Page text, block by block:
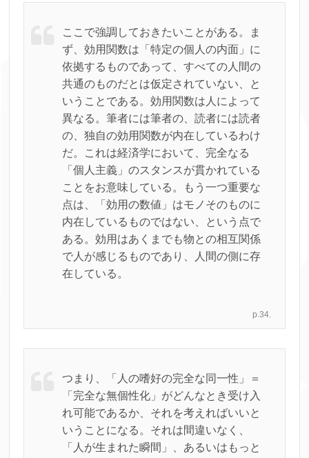
ここで強調しておきたいことがある。ま
ず、効用関数は「特定の個人の内面」に
依拠するものであって、すべての人間の
共通のものだとは仮定されていない、と
いうことである。効用関数は人によって
異なる。筆者には筆者の、読者には読者
の、独自の効用関数が内在しているわけ
だ。これは経済学において、完全なる
「個人主義」のスタンスが貫かれている
ことをお意味している。もう一つ重要な
点は、「効用の数値」はモノそのものに
内在しているものではない、という点で
ある。効用はあくまでも物との相互関係
で人が感じるものであり、人間の側に存
在している。
p.34.
つまり、「人の嗜好の完全な同一性」＝
「完全な無個性化」がどんなとき受け入
れ可能であるか、それを考えればいいと
いうことになる。それは間違いなく、
「人が生まれた瞬間」、あるいはもっと